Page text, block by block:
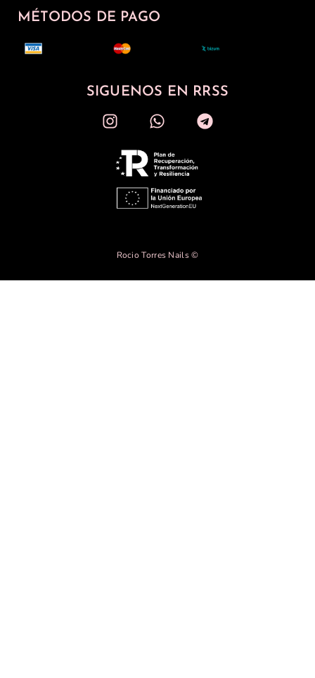
MÉTODOS DE PAGO
SIGUENOS EN RRSS
Rocio Torres Nails ©